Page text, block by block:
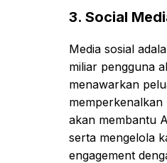
3. Social
Media sosial
miliar pengguna
menawarkan
akan membantu
serta mengelola
engagement